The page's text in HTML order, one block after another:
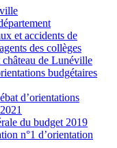
et accidents de
des collèges
château de Lunéville
budgétaires
d’orientations
du budget 2019
n°1 d’orientation